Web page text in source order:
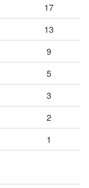
17
13
9
5
3
2
1